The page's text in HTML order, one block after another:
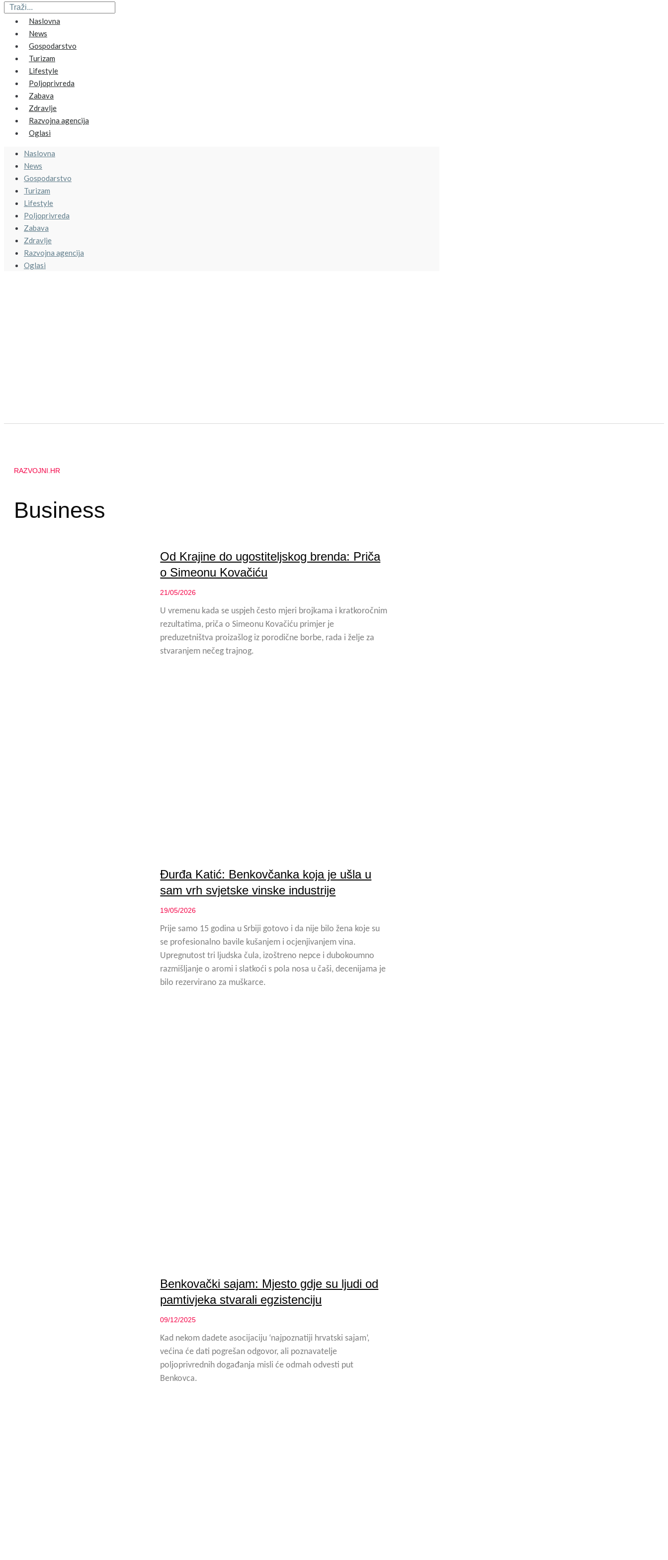
Naslovna
News
Gospodarstvo
Turizam
Lifestyle
Poljoprivreda
Zabava
Zdravlje
Razvojna agencija
Oglasi
Naslovna
News
Gospodarstvo
Turizam
Lifestyle
Poljoprivreda
Zabava
Zdravlje
Razvojna agencija
Oglasi
RAZVOJNI.HR
Business
Od Krajine do ugostiteljskog brenda: Priča
o Simeonu Kovačiću
21/05/2026
U vremenu kada se uspjeh često mjeri brojkama i kratkoročnim
rezultatima, priča o Simeonu Kovačiću primjer je
preduzetništva proizašlog iz porodične borbe, rada i želje za
stvaranjem nečeg trajnog.
Đurđa Katić: Benkovčanka koja je ušla u
sam vrh svjetske vinske industrije
19/05/2026
Prije samo 15 godina u Srbiji gotovo i da nije bilo žena koje su
se profesionalno bavile kušanjem i ocjenjivanjem vina.
Upregnutost tri ljudska čula, izoštreno nepce i dubokoumno
razmišljanje o aromi i slatkoći s pola nosa u čaši, decenijama je
bilo rezervirano za muškarce.
Benkovački sajam: Mjesto gdje su ljudi od
pamtivjeka stvarali egzistenciju
09/12/2025
Kad nekom dadete asocijaciju ‘najpoznatiji hrvatski sajam’,
većina će dati pogrešan odgovor, ali poznavatelje
poljoprivrednih događanja misli će odmah odvesti put
Benkovca.